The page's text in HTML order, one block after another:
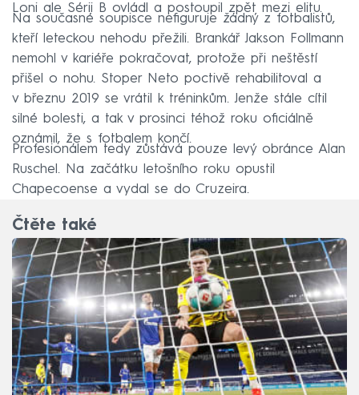
Loni ale Sérii B ovládl a postoupil zpět mezi elitu.
Na současné soupisce nefiguruje žádný z fotbalistů,
kteří leteckou nehodu přežili. Brankář Jakson Follmann
nemohl v kariéře pokračovat, protože při neštěstí
přišel o nohu. Stoper Neto poctivě rehabilitoval a
v březnu 2019 se vrátil k tréninkům. Jenže stále cítil
silné bolesti, a tak v prosinci téhož roku oficiálně
oznámil, že s fotbalem končí.
Profesionálem tedy zůstává pouze levý obránce Alan
Ruschel. Na začátku letošního roku opustil
Chapecoense a vydal se do Cruzeira.
Čtěte také